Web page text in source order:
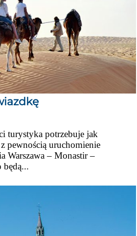
turystyka potrzebuje jak
pewnością uruchomienie
Warszawa – Monastir –
będą...